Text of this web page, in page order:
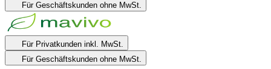
Für Geschäftskunden ohne MwSt.
Für Privatkunden inkl. MwSt.
Für Geschäftskunden ohne MwSt.